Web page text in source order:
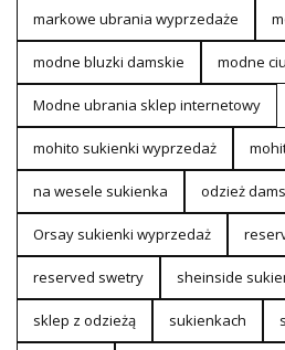
markowe ubrania wyprzedaże
modne bluzki damskie modne
Modne ubrania sklep internetowy
mohito sukienki wyprzedaż
na wesele sukienka odzież
Orsay sukienki wyprzedaż
reserved swetry sheinside
sklep z odzieżą sukienkach